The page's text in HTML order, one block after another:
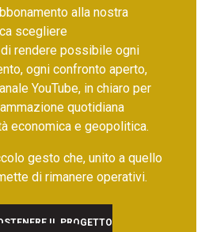
alla nostra
scegliere
rendere possibile ogni
ogni confronto aperto,
YouTube, in chiaro per
quotidiana
economica e geopolitica.
gesto che, unito a quello
di rimanere operativi.
IL PROGETTO